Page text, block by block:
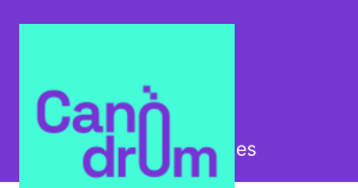
Pla Estratègic Propostes